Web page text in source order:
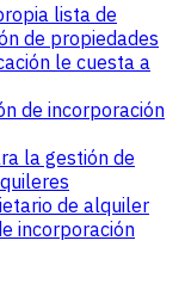
lista de
de propiedades
le cuesta a
de incorporación
la gestión de
de alquiler
incorporación